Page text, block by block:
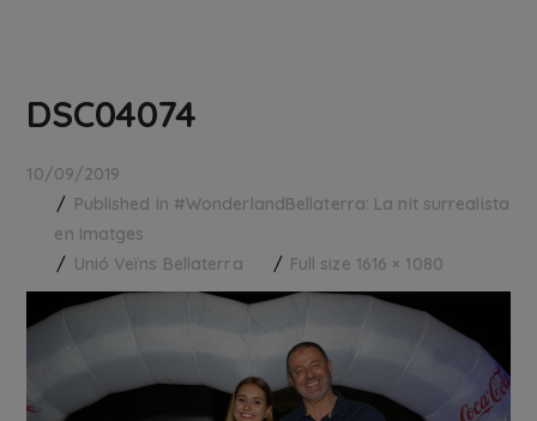
DSC04074
10/09/2019
Published in #WonderlandBellaterra: La nit surrealista
en Imatges
Unió Veïns Bellaterra
Full size 1616 × 1080